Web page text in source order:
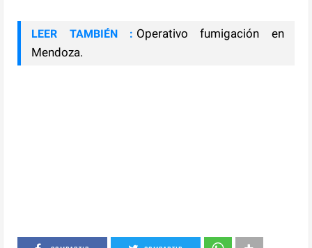
LEER TAMBIÉN : Operativo fumigación en
Mendoza.